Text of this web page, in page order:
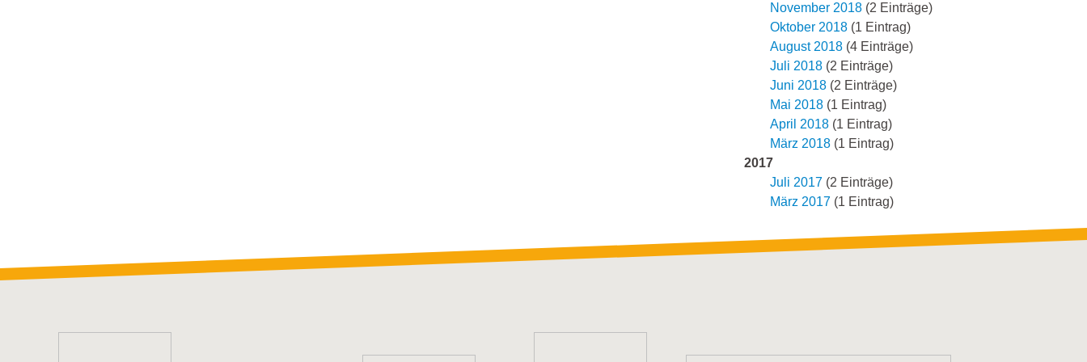
November 2018 (2 Einträge)
Oktober 2018 (1 Eintrag)
August 2018 (4 Einträge)
Juli 2018 (2 Einträge)
Juni 2018 (2 Einträge)
Mai 2018 (1 Eintrag)
April 2018 (1 Eintrag)
März 2018 (1 Eintrag)
2017
Juli 2017 (2 Einträge)
März 2017 (1 Eintrag)